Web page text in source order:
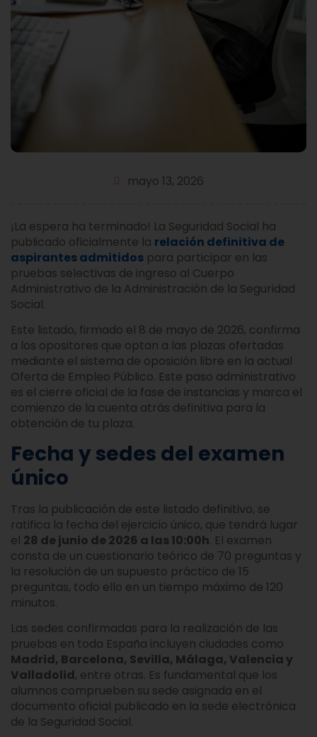
mayo 13, 2026
¡La espera ha terminado! La Seguridad Social ha
publicado oficialmente la relación definitiva de
aspirantes admitidos para participar en las
pruebas selectivas de ingreso al Cuerpo
Administrativo de la Administración de la Seguridad
Social.
Este listado, firmado el 8 de mayo de 2026, confirma
a los opositores que optan a las plazas ofertadas
mediante el sistema de oposición libre en la actual
Oferta de Empleo Público. Este paso administrativo
es el cierre oficial de la fase de instancias y marca el
comienzo de la cuenta atrás definitiva para la
obtención de tu plaza.
Fecha y sedes del examen
único
Tras la publicación de este listado definitivo, se
ratifica la fecha del ejercicio único, que tendrá lugar
el 28 de junio de 2026 a las 10:00h. El examen
consta de un cuestionario teórico de 70 preguntas y
la resolución de un supuesto práctico de 15
preguntas, todo ello en un tiempo máximo de 120
minutos.
Las sedes confirmadas para la realización de las
pruebas en toda España incluyen ciudades como
Madrid, Barcelona, Sevilla, Málaga, Valencia y
Valladolid, entre otras. Es fundamental que los
alumnos comprueben su sede asignada en el
documento oficial publicado en la sede electrónica
de la Seguridad Social.